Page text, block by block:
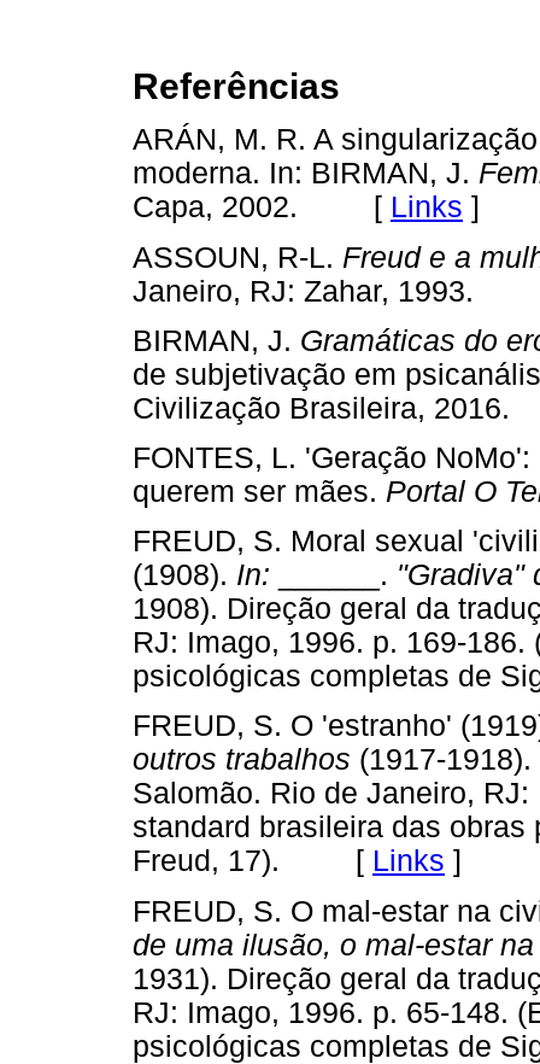
Referências
ARÁN, M. R. A
moderna. In: BIRMAN, J.
Capa, 2002. [ Links ]
ASSOUN, R-L. Freud e a
Janeiro, RJ: Zahar,
BIRMAN, J. Gramáticas do
de subjetivação em
Civilização Brasileira,
FONTES, L. 'Geração
querem ser mães. Portal O
FREUD, S. Moral sexual
(1908). In: ______. "Gradiva"
1908). Direção geral da
RJ: Imago, 1996. p. 169-
psicológicas completas
FREUD, S. O 'estranho'
outros trabalhos (1917-
Salomão. Rio de Janeiro,
standard brasileira das
Freud, 17). [ Links ]
FREUD, S. O mal-estar na
de uma ilusão, o mal-estar
1931). Direção geral da
RJ: Imago, 1996. p. 65-148.
psicológicas completas